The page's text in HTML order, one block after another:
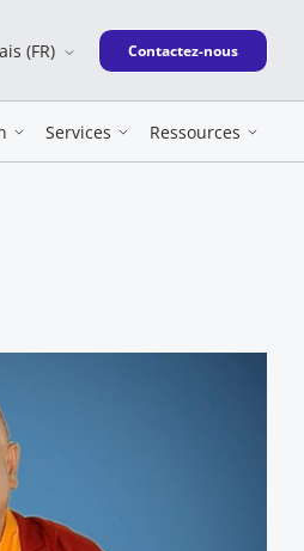
(FR) New window
Contactez-nous
Services Ressources